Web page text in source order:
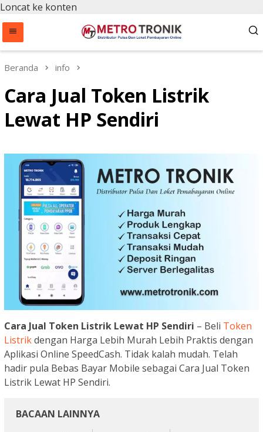
Loncat ke konten
Beranda info
Cara Jual Token Listrik
Lewat HP Sendiri
Cara Jual Token Listrik Lewat HP Sendiri – Beli Token
Listrikdengan Harga Lebih Murah Lebih Praktis dengan
Aplikasi Online SpeedCash. Tidak kalah mudah. Telah
hadir pula Bebas Bayar Mobile sebagai Cara Jual Token
Listrik Lewat HP Sendiri.
BACAAN LAINNYA